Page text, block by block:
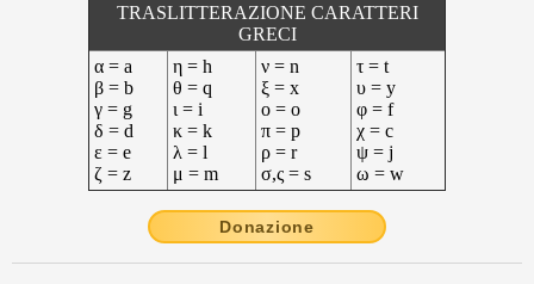
TRASLITTERAZIONE CARATTERI
GRECI
α = a
β = b
γ = g
δ = d
ε = e
ζ = z
η = h
θ = q
ι = i
κ = k
λ = l
μ = m
ν = n
ξ = x
ο = o
π = p
ρ = r
σ,ς = s
τ = t
υ = y
φ = f
χ = c
ψ = j
ω = w
Donazione